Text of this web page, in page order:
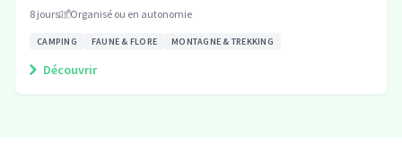
8 jours Organisé ou en autonomie
CAMPING FAUNE & FLORE MONTAGNE & TREKKING
Découvrir